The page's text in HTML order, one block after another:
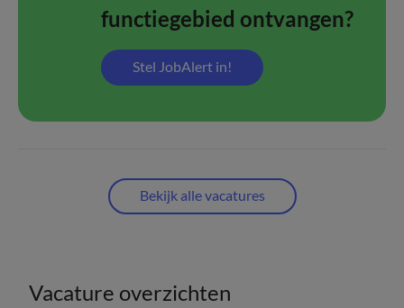
functiegebied ontvangen?
Stel JobAlert in!
Bekijk alle vacatures
Vacature overzichten